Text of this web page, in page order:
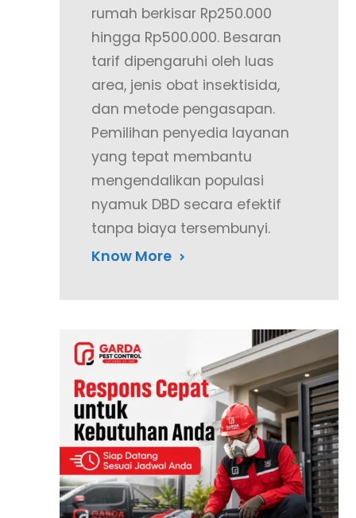
rumah berkisar Rp250.000
hingga Rp500.000. Besaran
tarif dipengaruhi oleh luas
area, jenis obat insektisida,
dan metode pengasapan.
Pemilihan penyedia layanan
yang tepat membantu
mengendalikan populasi
nyamuk DBD secara efektif
tanpa biaya tersembunyi.
Know More